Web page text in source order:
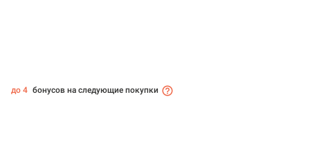
до 4 бонусов на следующие покупки